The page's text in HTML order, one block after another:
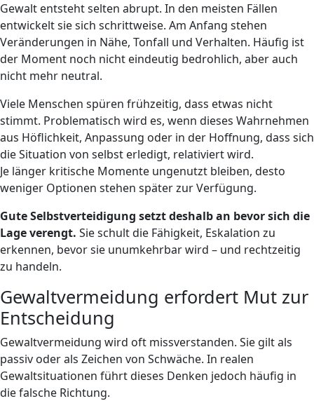
Gewalt entsteht selten abrupt. In den meisten Fällen
entwickelt sie sich schrittweise. Am Anfang stehen
Veränderungen in Nähe, Tonfall und Verhalten. Häufig ist
der Moment noch nicht eindeutig bedrohlich, aber auch
nicht mehr neutral.
Viele Menschen spüren frühzeitig, dass etwas nicht
stimmt. Problematisch wird es, wenn dieses Wahrnehmen
aus Höflichkeit, Anpassung oder in der Hoffnung, dass sich
die Situation von selbst erledigt, relativiert wird.
Je länger kritische Momente ungenutzt bleiben, desto
weniger Optionen stehen später zur Verfügung.
Gute Selbstverteidigung setzt deshalb an bevor sich die
Lage verengt. Sie schult die Fähigkeit, Eskalation zu
erkennen, bevor sie unumkehrbar wird – und rechtzeitig
zu handeln.
Gewaltvermeidung erfordert Mut zur
Entscheidung
Gewaltvermeidung wird oft missverstanden. Sie gilt als
passiv oder als Zeichen von Schwäche. In realen
Gewaltsituationen führt dieses Denken jedoch häufig in
die falsche Richtung.